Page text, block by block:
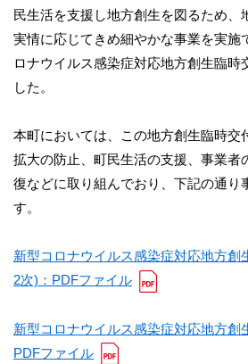
民生活を支援し地方創生を図るため、
実情に応じてきめ細やかな事業を実施
ロナウイルス感染症対応地方創生臨時
した。
本町においては、この地方創生臨時交
拡大の防止、町民生活の支援、事業者
復などに取り組んでおり、下記の通り
す。
新型コロナウイルス感染症対応地方創
2次)：PDFファイル
新型コロナウイルス感染症対応地方創
PDFファイル